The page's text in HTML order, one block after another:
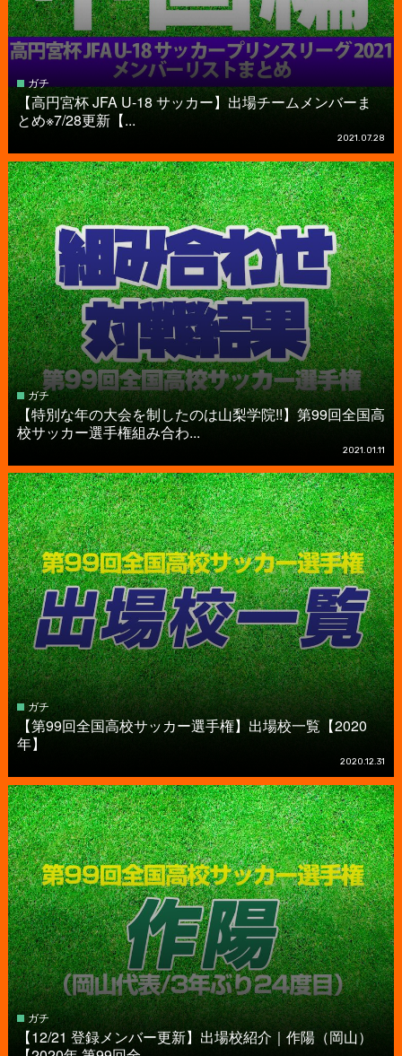
ガチ
【高円宮杯 JFA U-18 サッカー】出場チームメンバーま
とめ※7/28更新【...
2021.07.28
ガチ
【特別な年の大会を制したのは山梨学院!!】第99回全国高
校サッカー選手権組み合わ...
2021.01.11
ガチ
【第99回全国高校サッカー選手権】出場校一覧【2020
年】
2020.12.31
ガチ
【12/21 登録メンバー更新】出場校紹介｜作陽（岡山）